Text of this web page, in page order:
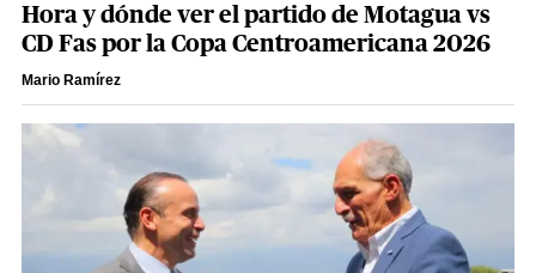
Hora y dónde ver el partido de Motagua vs
CD Fas por la Copa Centroamericana 2026
Mario Ramírez